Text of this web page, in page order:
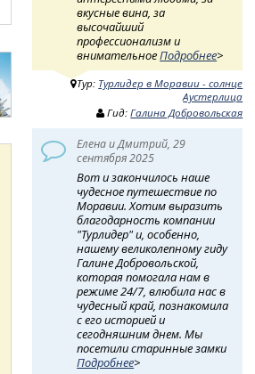
вкусные вина, за
высочайший
профессионализм и
внимательноеПодробнее>
Тур: Турлидер в Моравии - солнце
Аустерлица
Гид:Галина Добровольская
Елена и Дмитрий, 29
сентября 2025
Вот и закончилось наше
чудесное путешествие по
Моравии. Хотим выразить
благодарность компании
"Турлидер" и, особенно,
нашему великолепному гиду
Галине Добровольской,
которая помогала нам в
режиме 24/7, влюбила нас в
чудесный край, познакомила
с его историей и
сегодняшним днем. Мы
посетили старинные замки
Подробнее>